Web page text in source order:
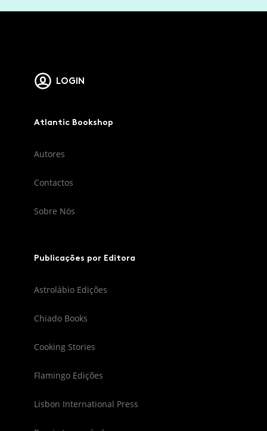
LOGIN
Atlantic Bookshop
Autores
Contactos
Sobre Nós
Publicações por Editora
Astrolábio Edições
Chiado Books
Cooking Stories
Flamingo Edições
Lisbon International Press